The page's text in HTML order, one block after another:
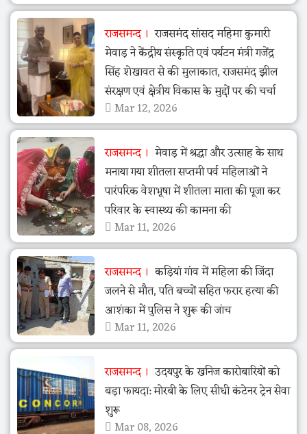
राजसमन्द
राजसमंद सांसद महिमा कुमारी
मेवाड़ ने केंद्रीय संस्कृति एवं पर्यटन मंत्री गजेंद्र
सिंह शेखावत से की मुलाकात, राजसमंद झील
संरक्षण एवं क्षेत्रीय विकास के मुद्दों पर की चर्चा
Mar 12, 2026
राजसमन्द
मेवाड़ में श्रद्धा और उत्साह के साथ
मनाया गया शीतला सप्तमी पर्व महिलाओं ने
पारंपरिक वेशभूषा में शीतला माता की पूजा कर
परिवार के स्वास्थ्य की कामना की
Mar 11, 2026
राजसमन्द
कड़ियां गांव में महिला की जिंदा
जलने से मौत, पति बच्चों सहित फरार हत्या की
आशंका में पुलिस ने शुरू की जांच
Mar 11, 2026
राजसमन्द
उदयपुर के खनिज कारोबारियों को
बड़ा फायदा: मोरबी के लिए सीधी कंटेनर ट्रेन सेवा
शुरू
Mar 08, 2026